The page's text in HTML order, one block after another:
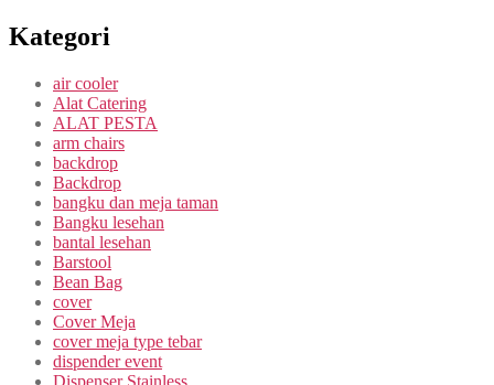
Kategori
air cooler
Alat Catering
ALAT PESTA
arm chairs
backdrop
Backdrop
bangku dan meja taman
Bangku lesehan
bantal lesehan
Barstool
Bean Bag
cover
Cover Meja
cover meja type tebar
dispender event
Dispenser Stainless